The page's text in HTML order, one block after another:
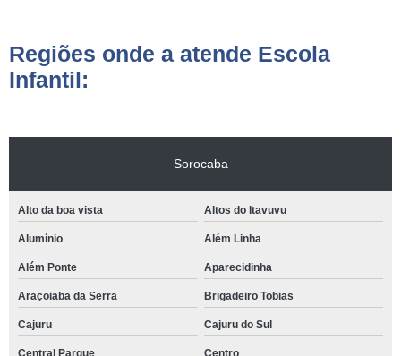
Regiões onde a atende Escola
Infantil:
Sorocaba
Alto da boa vista Altos do Itavuvu
Alumínio Além Linha
Além Ponte Aparecidinha
Araçoiaba da Serra Brigadeiro Tobias
Cajuru Cajuru do Sul
Central Parque Centro